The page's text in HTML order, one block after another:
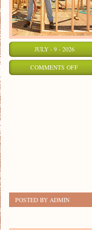
JULY - 9 - 2026
COMMENTS OFFON
POSTED BY ADMIN